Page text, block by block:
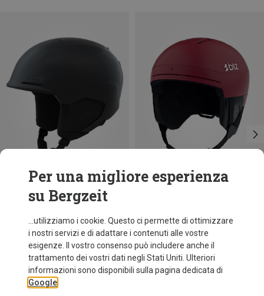
Risparmi 26%
Per una migliore esperienza
su Bergzeit
...utilizziamo i cookie. Questo ci permette di ottimizzare
i nostri servizi e di adattare i contenuti alle vostre
esigenze. Il vostro consenso può includere anche il
trattamento dei vostri dati negli Stati Uniti. Ulteriori
informazioni sono disponibili sulla pagina dedicata di
Google